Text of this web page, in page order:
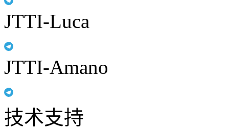
JTTI-Luca
JTTI-Amano
技术支持